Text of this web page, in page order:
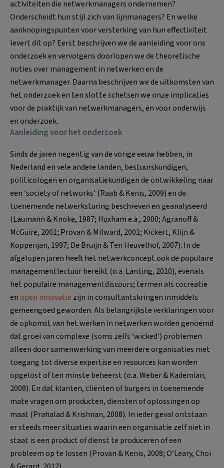
activiteiten die netwerkmanagers ondernemen?
Onderscheidt hun stijl zich van lijnmanagers? En welke
aanknopingspunten voor versterking van hun effectiviteit
levert dit op? Eerst beschrijven we de aanleiding voor ons
onderzoek en vervolgens doorlopen we de theoretische
noties over management in netwerken en de
netwerkmanager. Daarna beschrijven we de uitkomsten van
het onderzoek en ten slotte schetsen we onze implicaties
voor de praktijk van netwerkmanagers, en voor onderwijs
en onderzoek.
Aanleiding voor het onderzoek
Sinds de jaren negentig van de vorige eeuw hebben, in
Nederland en vele andere landen, bestuurskundigen,
politicologen en organisatiekundigen de ontwikkeling naar
een ‘society of networks’ (Raab & Kenis, 2009) en de
toenemende netwerksturing beschreven en geanalyseerd
(Laumann & Knoke, 1987; Huxham e.a., 2000; Agranoff &
McGuire, 2001; Provan & Milward, 2001; Kickert, Klijn &
Koppenjan, 1997; De Bruijn & Ten Heuvelhof, 2007). In de
afgelopen jaren heeft het netwerkconcept ook de populaire
managementlectuur bereikt (o.a. Lanting, 2010), evenals
het populaire managementdiscours; termen als cocreatie
enopen innovatie zijn in consultantskringen inmiddels
gemeengoed geworden. Als belangrijkste verklaringen voor
de opkomst van het werken in netwerken worden genoemd
dat groei van complexe (soms zelfs ‘wicked’) problemen
alleen door samenwerking van meerdere organisaties met
toegang tot diverse expertise en resources kan worden
opgelost of ten minste beheerst (o.a. Weber & Kademian,
2008). En dat klanten, cliënten of burgers in toenemende
mate vragen om producten, diensten of oplossingen op
maat (Prahalad & Krishnan, 2008). In ieder geval ontstaan
er steeds meer situaties waarin een organisatie zelf niet in
staat is een product of dienst te produceren of een
probleem op te lossen (Provan & Kenis, 2008; O’Leary, Choi